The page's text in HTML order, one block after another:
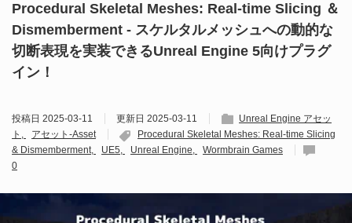
Procedural Skeletal Meshes: Real-time Slicing ＆
Dismemberment - スケルタルメッシュへの動的な
切断表現を実装できるUnreal Engine 5向けプラグ
イン！
投稿日 2025-03-11 更新日 2025-03-11
Unreal Engine アセッ
ト
アセット-Asset
Procedural Skeletal Meshes: Real-time Slicing
& Dismemberment
UE5 Unreal Engine
Wormbrain Games
0